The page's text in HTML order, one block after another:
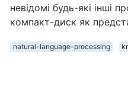
невідомі будь-які інші
компакт-диск як
natural-language-processing